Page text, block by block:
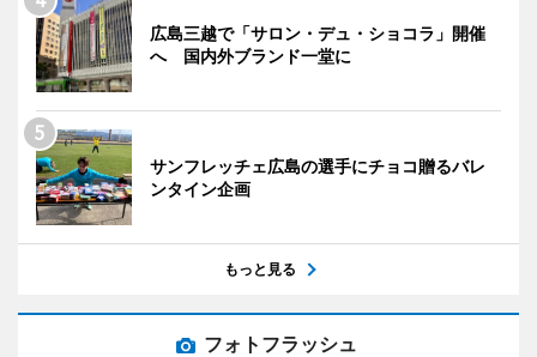
広島三越で「サロン・デュ・ショコラ」開催
へ 国内外ブランド一堂に
サンフレッチェ広島の選手にチョコ贈るバレ
ンタイン企画
もっと見る
フォトフラッシュ